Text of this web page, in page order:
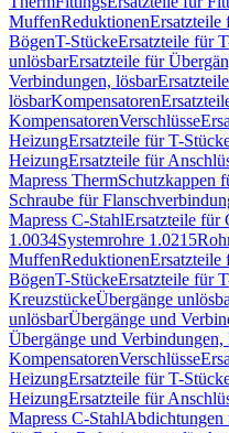
MuffenReduktionenErsatzteile
BögenT-StückeErsatzteile für
unlösbarErsatzteile für
Verbindungen, lösbar
lösbarKompensatoren
KompensatorenVerschlüsse
HeizungErsatzteile für T-
HeizungErsatzteile für
Mapress ThermSchutzkappen
Schraube für
Mapress C-StahlErsatzteile für
1.0034Systemrohre 1.0215
MuffenReduktionenErsatzteile
BögenT-StückeErsatzteile für
KreuzstückeÜbergänge
unlösbarÜbergänge und
Übergänge und Verbindungen,
KompensatorenVerschlüsse
HeizungErsatzteile für T-
HeizungErsatzteile für
Mapress C-StahlAbdichtungen